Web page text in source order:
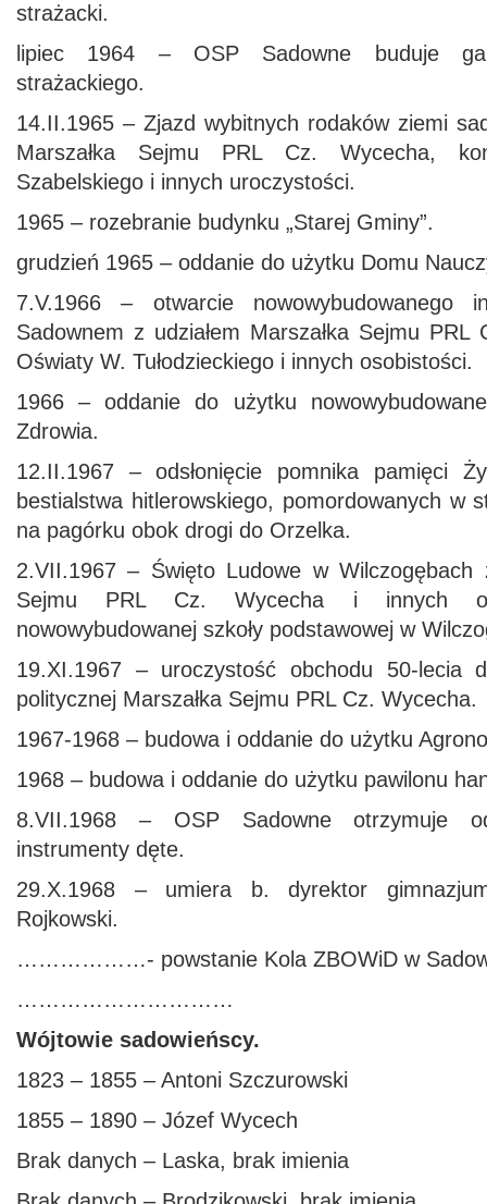
strażacki.
lipiec 1964 – OSP Sadowne buduje
strażackiego.
14.II.1965 – Zjazd wybitnych rodaków ziemi
Marszałka Sejmu PRL Cz. Wycecha,
Szabelskiego i innych uroczystości.
1965 – rozebranie budynku „Starej Gminy”.
grudzień 1965 – oddanie do użytku Domu
7.V.1966 – otwarcie
Sadownem z udziałem Marszałka Sejmu
Oświaty W. Tułodzieckiego i innych osobistości.
1966 – oddanie do użytku
Zdrowia.
12.II.1967 – odsłonięcie pomnika pamięci
bestialstwa hitlerowskiego, pomordowanych w
na pagórku obok drogi do Orzelka.
2.VII.1967 – Święto Ludowe w Wilczogębach
Sejmu PRL Cz. Wycecha i innych
nowowybudowanej szkoły podstawowej w
19.XI.1967 – uroczystość obchodu 50-lecia
politycznej Marszałka Sejmu PRL Cz. Wycecha.
1967-1968 – budowa i oddanie do użytku
1968 – budowa i oddanie do użytku pawilonu
8.VII.1968 – OSP Sadowne otrzymuje
instrumenty dęte.
29.X.1968 – umiera b. dyrektor
Rojkowski.
………………- powstanie Kola ZBOWiD w
…………………………
Wójtowie sadowieńscy.
1823 – 1855 – Antoni Szczurowski
1855 – 1890 – Józef Wycech
Brak danych – Laska, brak imienia